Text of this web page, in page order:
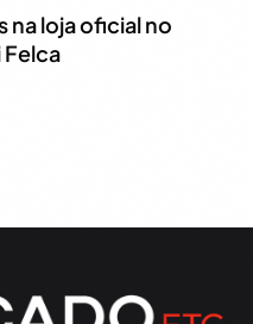
na loja oficial no
Felca